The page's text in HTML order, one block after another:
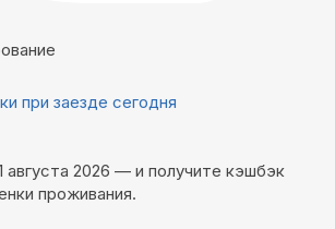
при заезде сегодня
августа 2026 — и получите кэшбэк
проживания.